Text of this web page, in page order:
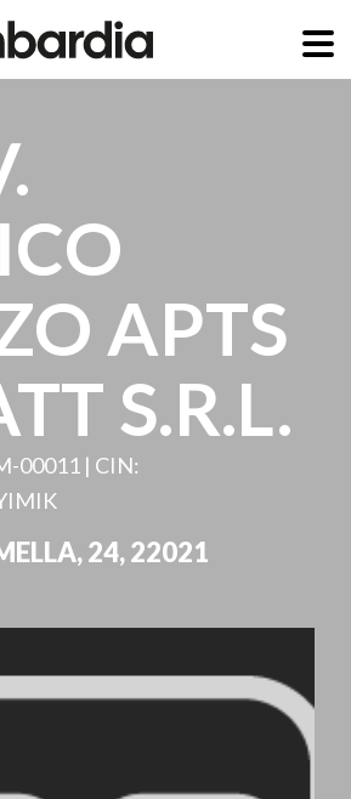
APTS
S.R.L.
00011 | CIN:
24,22021